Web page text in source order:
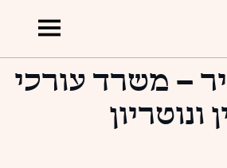
– משרד עורכי
ונוטריון